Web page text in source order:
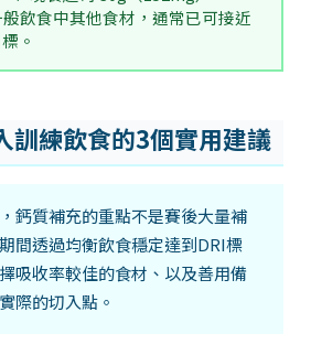
飲食中其他食材，通常已可接近
。
訓練飲食的3個實用建議
鈣質補充的重點不是賽後大量補
間透過均衡飲食穩定達到DRI標
吸收率較佳的食材、以及善用備
際的切入點。